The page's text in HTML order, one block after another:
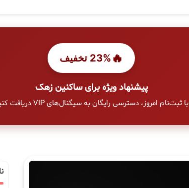
🔥 23% تخفیف
پیشنهاد ویژه برای ساکنین زهک
با ثبت‌نام امروز، دسترسی رایگان به سیگنال‌های VIP دریافت کنید